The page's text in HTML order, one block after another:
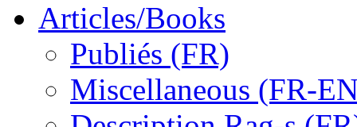
Articles/Books
Publiés (FR)
Miscellaneous (FR-